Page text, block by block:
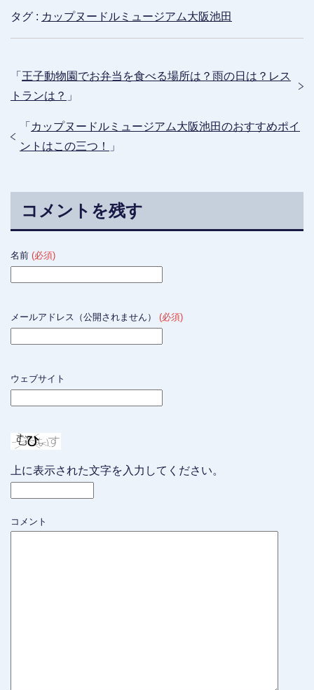
タグ : カップヌードルミュージアム大阪池田
「 王子動物園でお弁当を食べる場所は？雨の日は？レス
トランは？ 」
「 カップヌードルミュージアム大阪池田のおすすめポイ
ントはこの三つ！
」
コメントを残す
名前 (必須)
メールアドレス（公開されません） (必須)
ウェブサイト
上に表示された文字を入力してください。
コメント